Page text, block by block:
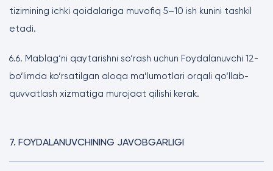
tizimining ichki qoidalariga muvofiq 5–10 ish kunini tashkil
etadi.
6.6. Mablag‘ni qaytarishni so‘rash uchun Foydalanuvchi 12-
bo‘limda ko‘rsatilgan aloqa ma’lumotlari orqali qo‘llab-
quvvatlash xizmatiga murojaat qilishi kerak.
7. FOYDALANUVCHINING JAVOBGARLIGI